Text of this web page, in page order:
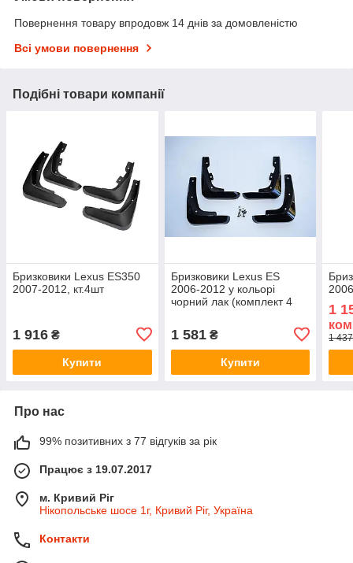
Повернення товару впродовж 14 днів за домовленістю
Всі умови повернення
Подібні товари компанії
Бризковики Lexus ES350
2007-2012, кт.4шт
1 916 ₴
Купити
Бризковики Lexus ES
2006-2012 у кольорі
чорний лак (комплект 4
1 581₴
Купити
1
1
Про нас
99% позитивних з 77 відгуків за рік
Працює з 19.07.2017
м. Кривий Ріг
Нікопольське шосе 1г, Кривий Ріг, Україна
Контакти